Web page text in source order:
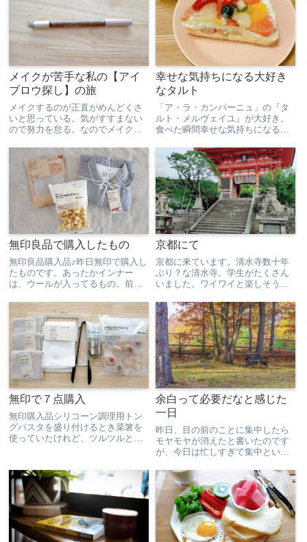
メイクが苦手な私の【アイ
ブロウ探し】の旅
メイクするのが正直がめんどくさ
いと思っている。気がすすまない
ので努力を怠る。なのでメイクが
でもないこうでもない」と何回も
繰り返し練習することで、メイク
が上手くなるのだと思う。なの
で、努力ができない私は、なるべ
幸せな気持ちになる大好き
なタルト
「ア・ラ・カンパーニュ」の『タ
ルト・メルヴェイユ』が大好き。
食べた瞬間幸せな気持ちになる。
ツも瑞々しくてとても美味しい！
中に入っているカスタードとスポ
ンジが甘さ控えめで、フルーツの
味を損なわない。すごくバラン
ス...
無印良品で購入したもの
無印良品購入品♪昨日無印で購入し
たものです。あったかインナー
は、ウールが入ってるもの。前買
冬だと寒いんです。まだ着てない
ので暖かさはわからないけど、手
触りは気持ちがいい♪さすが無印。
あと、パジャマが安くなってた...
京都にて
京都に来ています。清水寺数十年
ぶり？な清水寺。学生がたくさん
いました。ワイワイと楽しそうで
くきれいだった！どこを見ても
緑、緑、緑！空気もおいしくて、
浄化されました。お昼ごはん古民
家みたいなお店で食べたランチ。
デ...
無印で７点購入
無印購入品シリコーン調理用トン
グパスタを盛り付けるとき菜箸を
使っていたけれど、ツルツルとこ
入。「つかみやすいわー」「トン
グってなんて便利なのでしょ
う」 炒めものにも使えて、使用頻
度...
余白って必要だなと感じた
一日
昨日、目の前のことに集中したら
モヤモヤが消えたと書いたのです
が、今日は忙しすぎて集中という
っぱいいっぱいで、途中無になっ
てました。一日があっという間に
過ぎて、充実と思いきや疲労感満
載。身体は元気なんですけど。
気...